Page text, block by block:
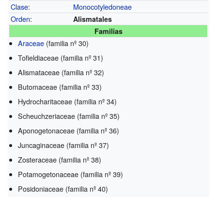
Clase:
Monocotyledoneae
Orden:
Alismatales
Familias
Araceae(familia nº 30)
Tofieldiaceae (familia nº 31)
Alismataceae (familia nº 32)
Butomaceae (familia nº 33)
Hydrocharitaceae (familia nº 34)
Scheuchzeriaceae (familia nº 35)
Aponogetonaceae (familia nº 36)
Juncaginaceae (familia nº 37)
Zosteraceae (familia nº 38)
Potamogetonaceae (familia nº 39)
Posidoniaceae (familia nº 40)